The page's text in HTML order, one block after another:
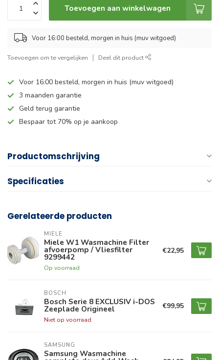
Toevoegen aan winkelwagen
Voor 16:00 besteld, morgen in huis (muv witgoed)
Toevoegen om te vergelijken Deel dit product
Voor 16:00 besteld, morgen in huis (muv witgoed)
3 maanden garantie
Geld terug garantie
Bespaar tot 70% op je aankoop
Productomschrijving
Specificaties
Gerelateerde producten
MIELE
Miele W1 Wasmachine Filter
afvoerpomp / Vliesfilter
9299442
Op voorraad
€22,95
BOSCH
Bosch Serie 8 EXCLUSIV i-DOS
Zeeplade Origineel
Niet op voorraad
€99,95
SAMSUNG
Samsung Wasmachine